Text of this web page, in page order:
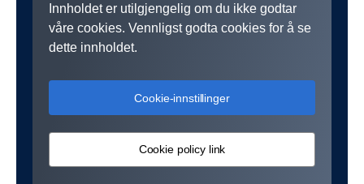
Innholdet er utilgjengelig om du ikke godtar
våre cookies. Vennligst godta cookies for å se
dette innholdet.
Cookie-innstillinger
Cookie policy link